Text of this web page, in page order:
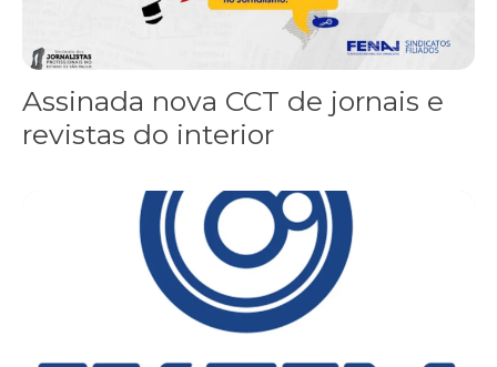
Assinada nova CCT de jornais e
revistas do interior
Sindicato leva reivindicações à TV TEM, denunciada de cometer